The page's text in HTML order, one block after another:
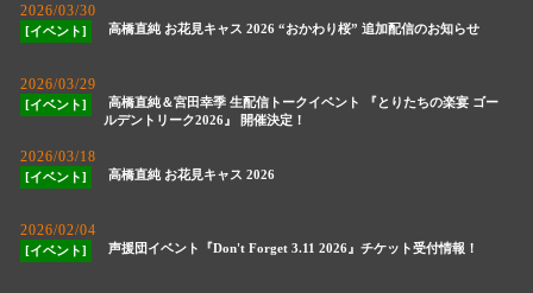
2026/03/30
[イベント] 高橋直純 お花見キャス 2026 “おかわり桜” 追加配信のお知らせ
2026/03/29
[イベント]
高橋直純＆宮田幸季 生配信トークイベント 『とりたちの楽宴 ゴー
ルデントリーク2026』 開催決定！
2026/03/18
[イベント] 高橋直純 お花見キャス 2026
2026/02/04
[イベント] 声援団イベント『Don't Forget 3.11 2026』チケット受付情報！